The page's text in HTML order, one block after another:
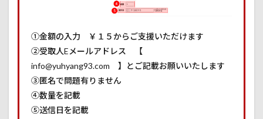
①金額の入力 ￥１５からご支援いただけます
②受取人Eメールアドレス 【
info@yuhyang93.com 】とご記載お願いいたします
③匿名で問題有りません
④数量を記載
⑤送信日を記載